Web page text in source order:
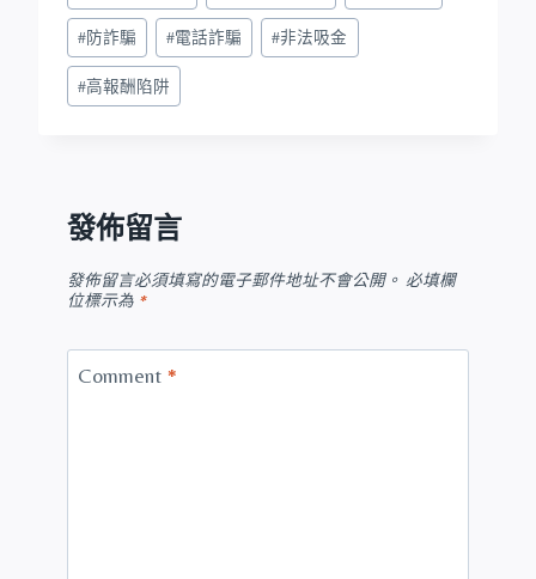
#防詐騙 #電話詐騙 #非法吸金
#高報酬陷阱
發佈留言
發佈留言必須填寫的電子郵件地址不會公開。 必填欄
位標示為 *
Comment *